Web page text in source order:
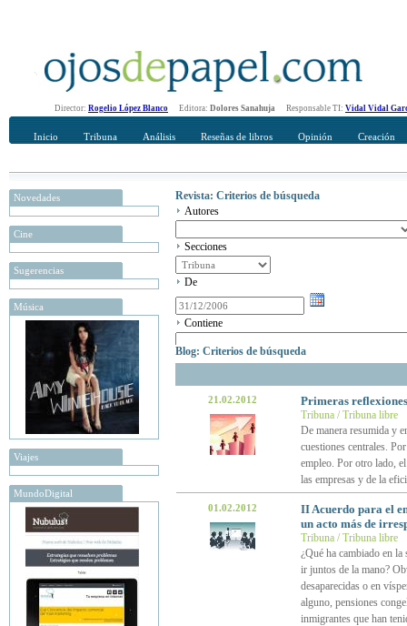
Director: Rogelio López Blanco Editora: Dolores Sanahuja Responsable TI: Vidal Vidal
Inicio Tribuna Análisis Reseñas de libros Opinión Creación
Novedades
Cine
Sugerencias
Música
Viajes
MundoDigital
Revista: Criterios de búsqueda
Autores
Secciones
De
Contiene
Blog: Criterios de búsqueda
21.02.2012 Primeras
Tribuna / Tribuna libre
De manera resumida y
cuestiones centrales.
empleo. Por otro lado,
las empresas y de la
01.02.2012
II Acuerdo para el
un acto más de
Tribuna / Tribuna libre
¿Qué ha cambiado en
ir juntos de la mano?
desaparecidas o en
alguno, pensiones
inmigrantes que han